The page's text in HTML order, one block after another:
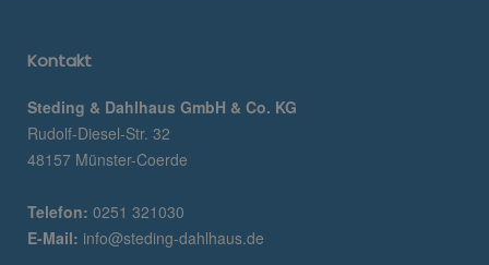
Kontakt
Steding & Dahlhaus GmbH & Co. KG
Rudolf-Diesel-Str. 32
48157 Münster-Coerde
Telefon: 0251 321030
E-Mail: info@steding-dahlhaus.de